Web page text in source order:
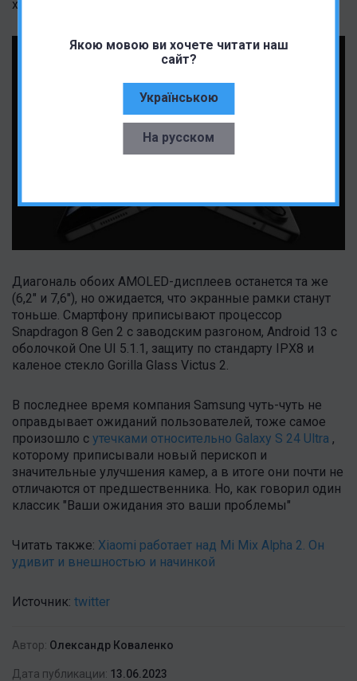
Якою мовою ви хочете читати наш
сайт?
Українською
На русском
x 6,3 мм, а в сложенном - 54,9 x 67,1 x 13,5 мм.
Диагональ обоих AMOLED-дисплеев останется та же
(6,2" и 7,6"), но ожидается, что экранные рамки станут
тоньше. Смартфону приписывают процессор
Snapdragon 8 Gen 2 с заводским разгоном, Android 13 с
оболочкой One UI 5.1.1, защиту по стандарту IPX8 и
каленое стекло Gorilla Glass Victus 2.
В последнее время компания Samsung чуть-чуть не
оправдывает ожиданий пользователей, тоже самое
произошло с утечками относительно Galaxy S 24 Ultra ,
которому приписывали новый перископ и
значительные улучшения камер, а в итоге они почти не
отличаются от предшественника. Но, как говорил один
классик "Ваши ожидания это ваши проблемы"
Читать также: Xiaomi работает над Mi Mix Alpha 2. Он
удивит и внешностью и начинкой
Источник: twitter
Автор: Олександр Коваленко
Дата публикации: 13.06.2023